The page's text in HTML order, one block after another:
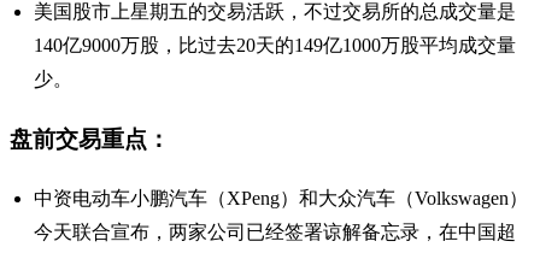
美国股市上星期五的交易活跃，不过交易所的总成交量是
140亿9000万股，比过去20天的149亿1000万股平均成交量
少。
盘前交易重点：
中资电动车小鹏汽车（XPeng）和大众汽车（Volkswagen）
今天联合宣布，两家公司已经签署谅解备忘录，在中国超